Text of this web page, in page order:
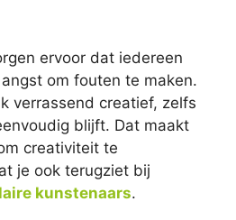
ervoor dat iedereen
om fouten te maken.
verrassend creatief, zelfs
blijft. Dat maakt
creativiteit te
je ook terugziet bij
kunstenaars.